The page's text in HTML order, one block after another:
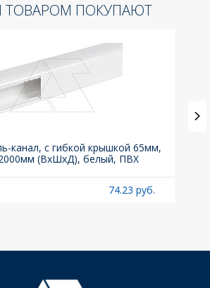
ТОВАРОМ ПОКУПАЮТ
канал, с гибкой крышкой 65мм,
(ВхШхД), белый, ПВХ
74.23 руб.